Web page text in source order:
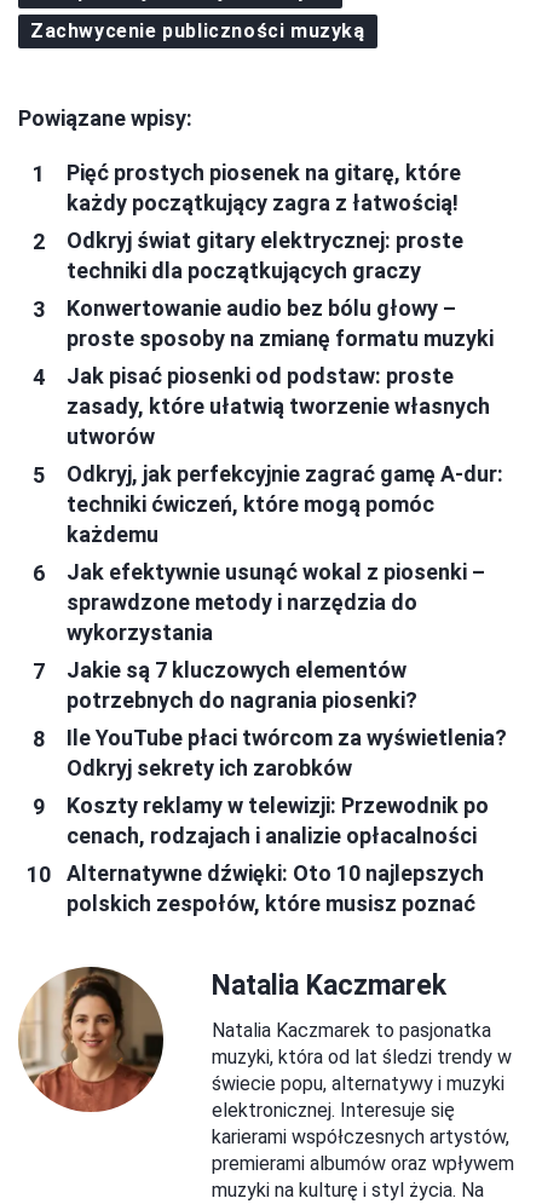
Zachwycenie publiczności muzyką
Powiązane wpisy:
Pięć prostych piosenek na gitarę, które
każdy początkujący zagra z łatwością!
Odkryj świat gitary elektrycznej: proste
techniki dla początkujących graczy
Konwertowanie audio bez bólu głowy –
proste sposoby na zmianę formatu muzyki
Jak pisać piosenki od podstaw: proste
zasady, które ułatwią tworzenie własnych
utworów
Odkryj, jak perfekcyjnie zagrać gamę A-dur:
techniki ćwiczeń, które mogą pomóc
każdemu
Jak efektywnie usunąć wokal z piosenki –
sprawdzone metody i narzędzia do
wykorzystania
Jakie są 7 kluczowych elementów
potrzebnych do nagrania piosenki?
Ile YouTube płaci twórcom za wyświetlenia?
Odkryj sekrety ich zarobków
Koszty reklamy w telewizji: Przewodnik po
cenach, rodzajach i analizie opłacalności
Alternatywne dźwięki: Oto 10 najlepszych
polskich zespołów, które musisz poznać
Natalia Kaczmarek
Natalia Kaczmarek to pasjonatka
muzyki, która od lat śledzi trendy w
świecie popu, alternatywy i muzyki
elektronicznej. Interesuje się
karierami współczesnych artystów,
premierami albumów oraz wpływem
muzyki na kulturę i styl życia. Na